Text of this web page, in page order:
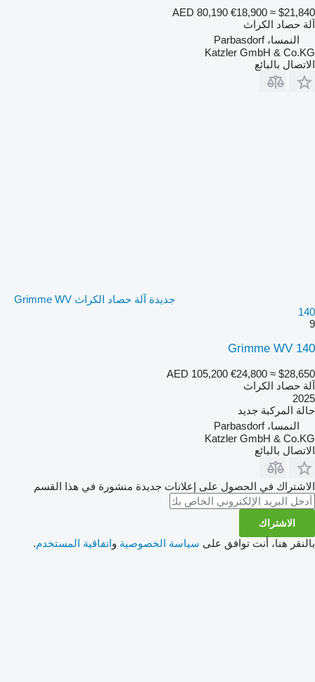
AED 80,190 €18,900 ≈ $21,840
آلة حصاد الكراث
النمسا، Parbasdorf
Katzler GmbH & Co.KG
الاتصال بالبائع
جديدة آلة حصاد الكراث Grimme WV
140
9
Grimme WV 140
AED 105,200 €24,800 ≈ $28,650
آلة حصاد الكراث
2025
حالة المركبة جديد
النمسا، Parbasdorf
Katzler GmbH & Co.KG
الاتصال بالبائع
الاشتراك في الحصول على إعلانات جديدة منشورة في هذا القسم
الاشتراك
بالنقر هنا، أنت توافق على سياسة الخصوصية واتفاقية المستخدم.